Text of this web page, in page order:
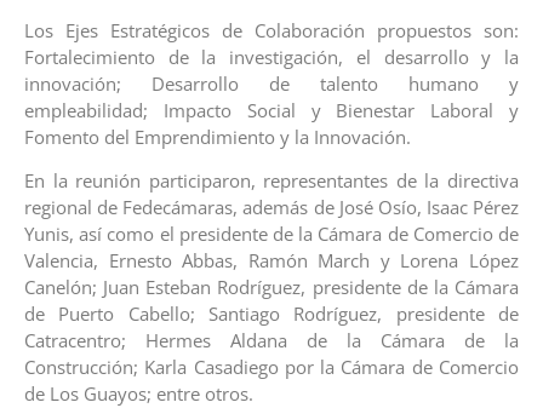
Los Ejes Estratégicos de Colaboración propuestos son:
Fortalecimiento de la investigación, el desarrollo y la
innovación; Desarrollo de talento humano y
empleabilidad; Impacto Social y Bienestar Laboral y
Fomento del Emprendimiento y la Innovación.
En la reunión participaron, representantes de la directiva
regional de Fedecámaras, además de José Osío, Isaac Pérez
Yunis, así como el presidente de la Cámara de Comercio de
Valencia, Ernesto Abbas, Ramón March y Lorena López
Canelón; Juan Esteban Rodríguez, presidente de la Cámara
de Puerto Cabello; Santiago Rodríguez, presidente de
Catracentro; Hermes Aldana de la Cámara de la
Construcción; Karla Casadiego por la Cámara de Comercio
de Los Guayos; entre otros.